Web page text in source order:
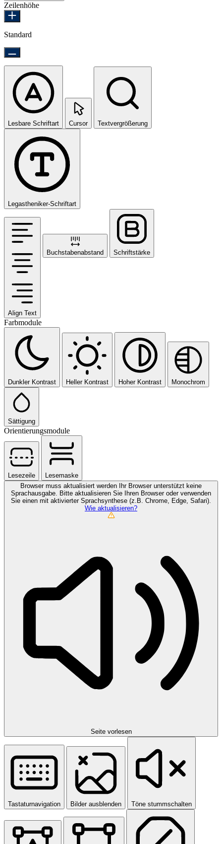
Zeilenhöhe
Standard
Lesbare Schriftart Cursor Textvergrößerung
Legastheniker-Schriftart
Align Text
Buchstabenabstand Schriftstärke
Farbmodule
Dunkler Kontrast Heller Kontrast Hoher Kontrast Monochrom
Sättigung
Orientierungsmodule
Lesezeile
Lesemaske
Browser muss aktualisiert werden Ihr Browser unterstützt keine
Sprachausgabe. Bitte aktualisieren Sie Ihren Browser oder verwenden
Sie einen mit aktivierter Sprachsynthese (z.B. Chrome, Edge, Safari).
Wie aktualisieren?
Seite vorlesen
Tastaturnavigation Bilder ausblenden Töne stummschalten